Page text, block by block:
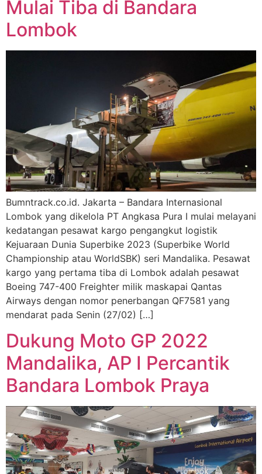
Mulai Tiba di Bandara
Lombok
Bumntrack.co.id. Jakarta – Bandara Internasional
Lombok yang dikelola PT Angkasa Pura I mulai melayani
kedatangan pesawat kargo pengangkut logistik
Kejuaraan Dunia Superbike 2023 (Superbike World
Championship atau WorldSBK) seri Mandalika. Pesawat
kargo yang pertama tiba di Lombok adalah pesawat
Boeing 747-400 Freighter milik maskapai Qantas
Airways dengan nomor penerbangan QF7581 yang
mendarat pada Senin (27/02) […]
Dukung Moto GP 2022
Mandalika, AP I Percantik
Bandara Lombok Praya